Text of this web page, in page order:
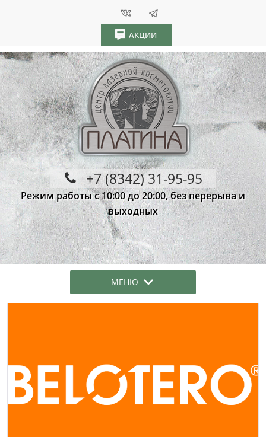
АКЦИИ
+7 (8342) 31-95-95
Режим работы с 10:00 до 20:00, без перерыва и
выходных
МЕНЮ